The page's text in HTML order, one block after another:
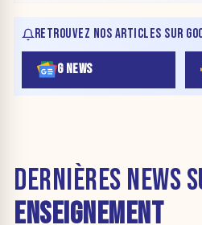
RETROUVEZ NOS ARTICLES SUR
G NEWS
DERNIÈRES NEWS
ENSEIGNEMENT